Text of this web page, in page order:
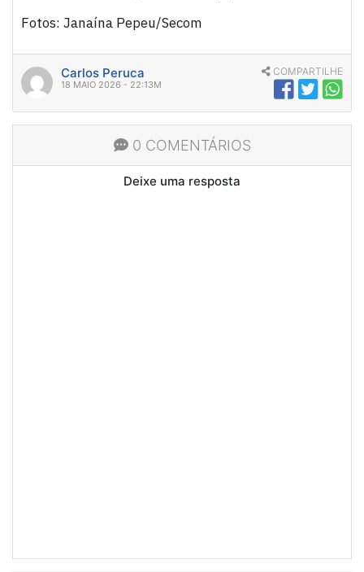
Fotos: Janaína Pepeu/Secom
Carlos Peruca
18 MAIO 2026 - 22:13M
COMPARTILHE
0 COMENTÁRIOS
Deixe uma resposta